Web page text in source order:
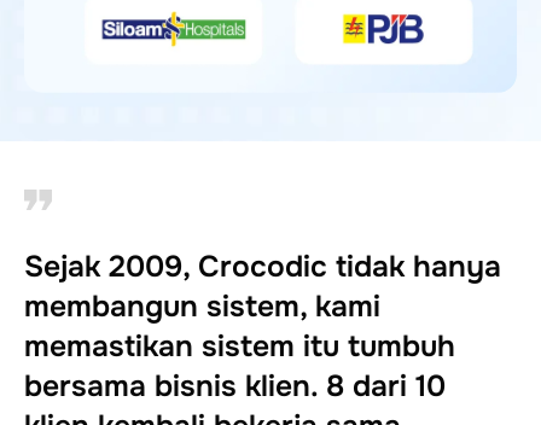
Sejak 2009, Crocodic tidak hanya
membangun sistem, kami
memastikan sistem itu tumbuh
bersama bisnis klien. 8 dari 10